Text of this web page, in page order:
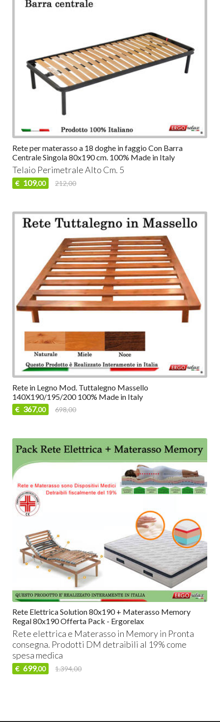
Rete per materasso a 18 doghe in faggio Con Barra
Centrale Singola 80x190 cm. 100% Made in Italy
Telaio Perimetrale Alto Cm. 5
€ 109,00 212,00
Rete in Legno Mod. Tuttalegno Massello
140X190/195/200 100% Made in Italy
€ 367,00 698,00
Rete Elettrica Solution 80x190 + Materasso Memory
Regal 80x190 Offerta Pack - Ergorelax
Rete elettrica e Materasso in Memory in Pronta
consegna. Prodotti DM detraibili al 19% come
spesa medica
€ 699,00 1.394,00